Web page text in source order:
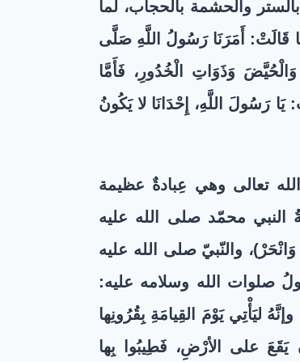
والحشمة بالحجاب، لما
أَمَرَنَا رَسُولُ اللَّهِ صَلَّى
وَذَوَاتِ الْخُدُورِ، فَأَمَّا
رَسُولَ اللَّهِ، إِحْدَانَا لا يَكُونُ
تعالى وهي عِبادةٌ عظيمة
النبي محمّد صلى الله عليه
)، والنّبيّ صلى الله عليه
صلوات الله وسلامه عليه:
ليَأْتِي يَوْمَ القِيامَةِ بِقُرُونِها
يَقَعَ على الأرْضِ، فَطِيبُوا بِها